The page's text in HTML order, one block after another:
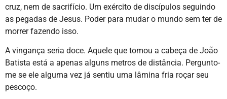
cruz, nem de sacrifício. Um exército de discípulos seguindo
as pegadas de Jesus. Poder para mudar o mundo sem ter de
morrer fazendo isso.
A vingança seria doce. Aquele que tomou a cabeça de João
Batista está a apenas alguns metros de distância. Pergunto-
me se ele alguma vez já sentiu uma lâmina fria roçar seu
pescoço.